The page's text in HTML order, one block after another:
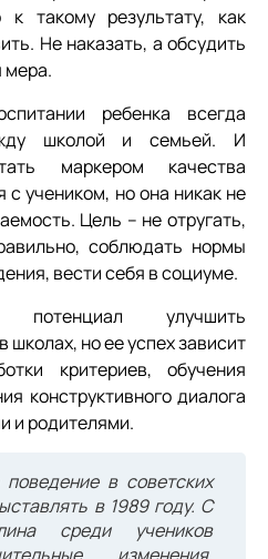
к такому результату, как
Не наказать, а обсудить
мера.
ребенка всегда
школой и семьей. И
маркером качества
с учеником, но она никак не
Цель – не отругать,
соблюдать нормы
вести себя в социуме.
потенциал улучшить
школах, но ее успех зависит
критериев, обучения
конструктивного диалога
и родителями.
в советских
в 1989 году. С
среди учеников